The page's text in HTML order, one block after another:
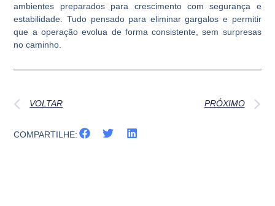
ambientes preparados para crescimento com segurança e
estabilidade. Tudo pensado para eliminar gargalos e permitir
que a operação evolua de forma consistente, sem surpresas
no caminho.
VOLTAR PRÓXIMO
COMPARTILHE: